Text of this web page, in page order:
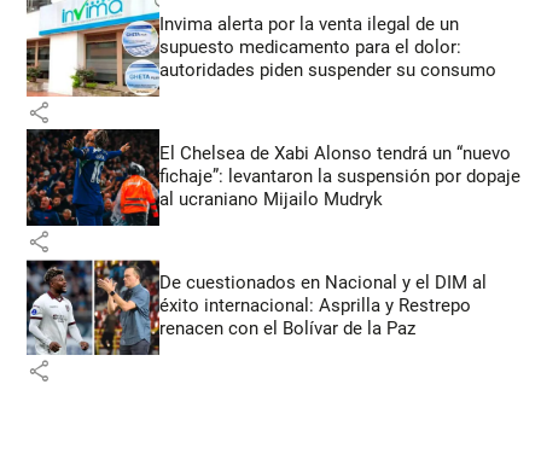
Invima alerta por la venta ilegal de un
supuesto medicamento para el dolor:
autoridades piden suspender su consumo
share
El Chelsea de Xabi Alonso tendrá un “nuevo
fichaje”: levantaron la suspensión por dopaje
al ucraniano Mijailo Mudryk
share
De cuestionados en Nacional y el DIM al
éxito internacional: Asprilla y Restrepo
renacen con el Bolívar de la Paz
share